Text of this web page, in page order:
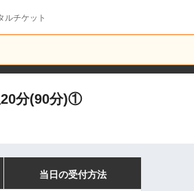
チケット
20分(90分)①
当日の受付方法